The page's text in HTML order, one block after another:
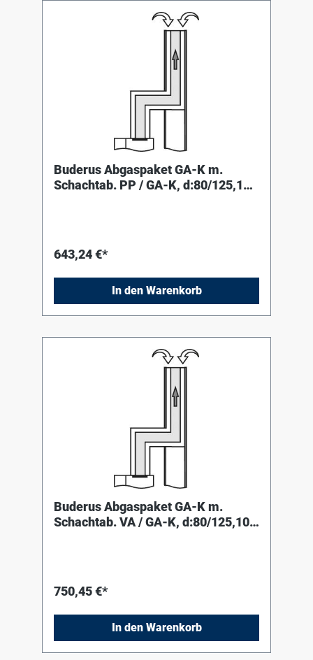
Buderus Abgaspaket GA-K m.
Schachtab. PP / GA-K, d:80/125,10
643,24 €*
In den Warenkorb
Buderus Abgaspaket GA-K m.
Schachtab. VA / GA-K, d:80/125,10
750,45 €*
In den Warenkorb